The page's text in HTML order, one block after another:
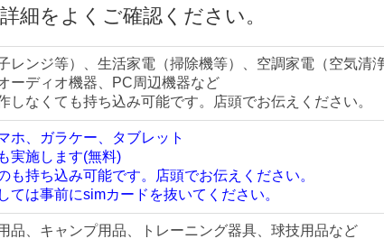
細をよくご確認ください。
レンジ等）、生活家電（掃除機等）、空調家電（空気清
オーディオ機器、PC周辺機器など
しなくても持ち込み可能です。店頭でお伝えください。
ホ、ガラケー、タブレット
実施します(無料)
も持ち込み可能です。店頭でお伝えください。
ては事前にsimカードを抜いてください。
品、キャンプ用品、トレーニング器具、球技用品など